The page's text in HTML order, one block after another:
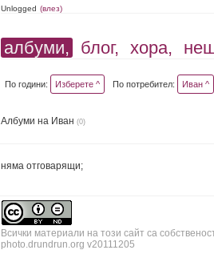
Unlogged (влез)
албуми, блог, хора,
По години: Изберете ^ По потребител: Иван ^
Албуми на Иван(0)
няма отговарящи;
Всички материали на този сайт са
photo.drundrun.org v20111205